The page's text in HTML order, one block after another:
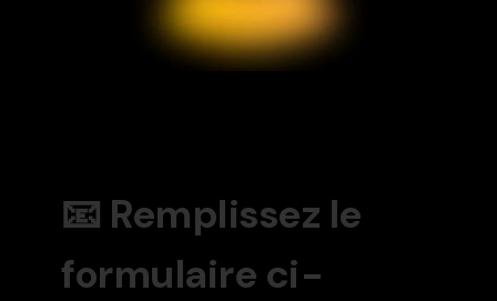
📧 Remplissez le
formulaire ci-